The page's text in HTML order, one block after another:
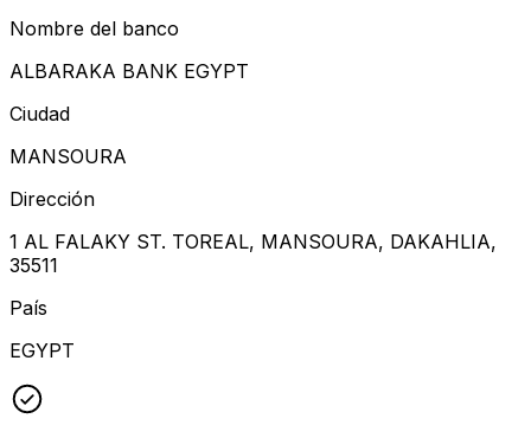
Nombre del banco
ALBARAKA BANK EGYPT
Ciudad
MANSOURA
Dirección
1 AL FALAKY ST. TOREAL, MANSOURA, DAKAHLIA,
35511
País
EGYPT